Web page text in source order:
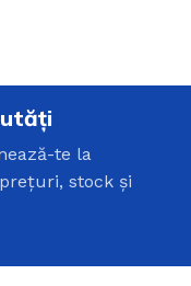
te la
stock și